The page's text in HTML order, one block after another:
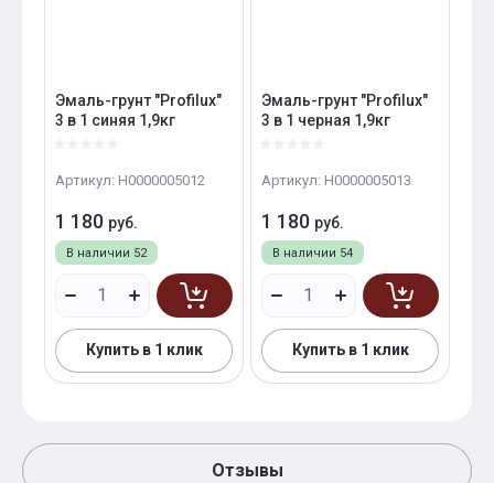
Эмаль-грунт "Profilux"
3 в 1 синяя 1,9кг
Артикул: Н0000005012
В наличии 52
1 180 руб.
Купить в 1 клик
Эмаль-грунт "Profilux"
3 в 1 черная 1,9кг
Артикул: Н0000005013
В наличии 54
1 180 руб.
Купить в 1 клик
Отзывы